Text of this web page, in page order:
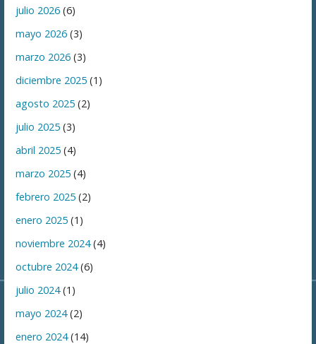
julio 2026 (6)
mayo 2026 (3)
marzo 2026 (3)
diciembre 2025 (1)
agosto 2025 (2)
julio 2025 (3)
abril 2025 (4)
marzo 2025 (4)
febrero 2025 (2)
enero 2025 (1)
noviembre 2024(4)
octubre 2024(6)
julio 2024(1)
mayo 2024(2)
enero 2024(14)